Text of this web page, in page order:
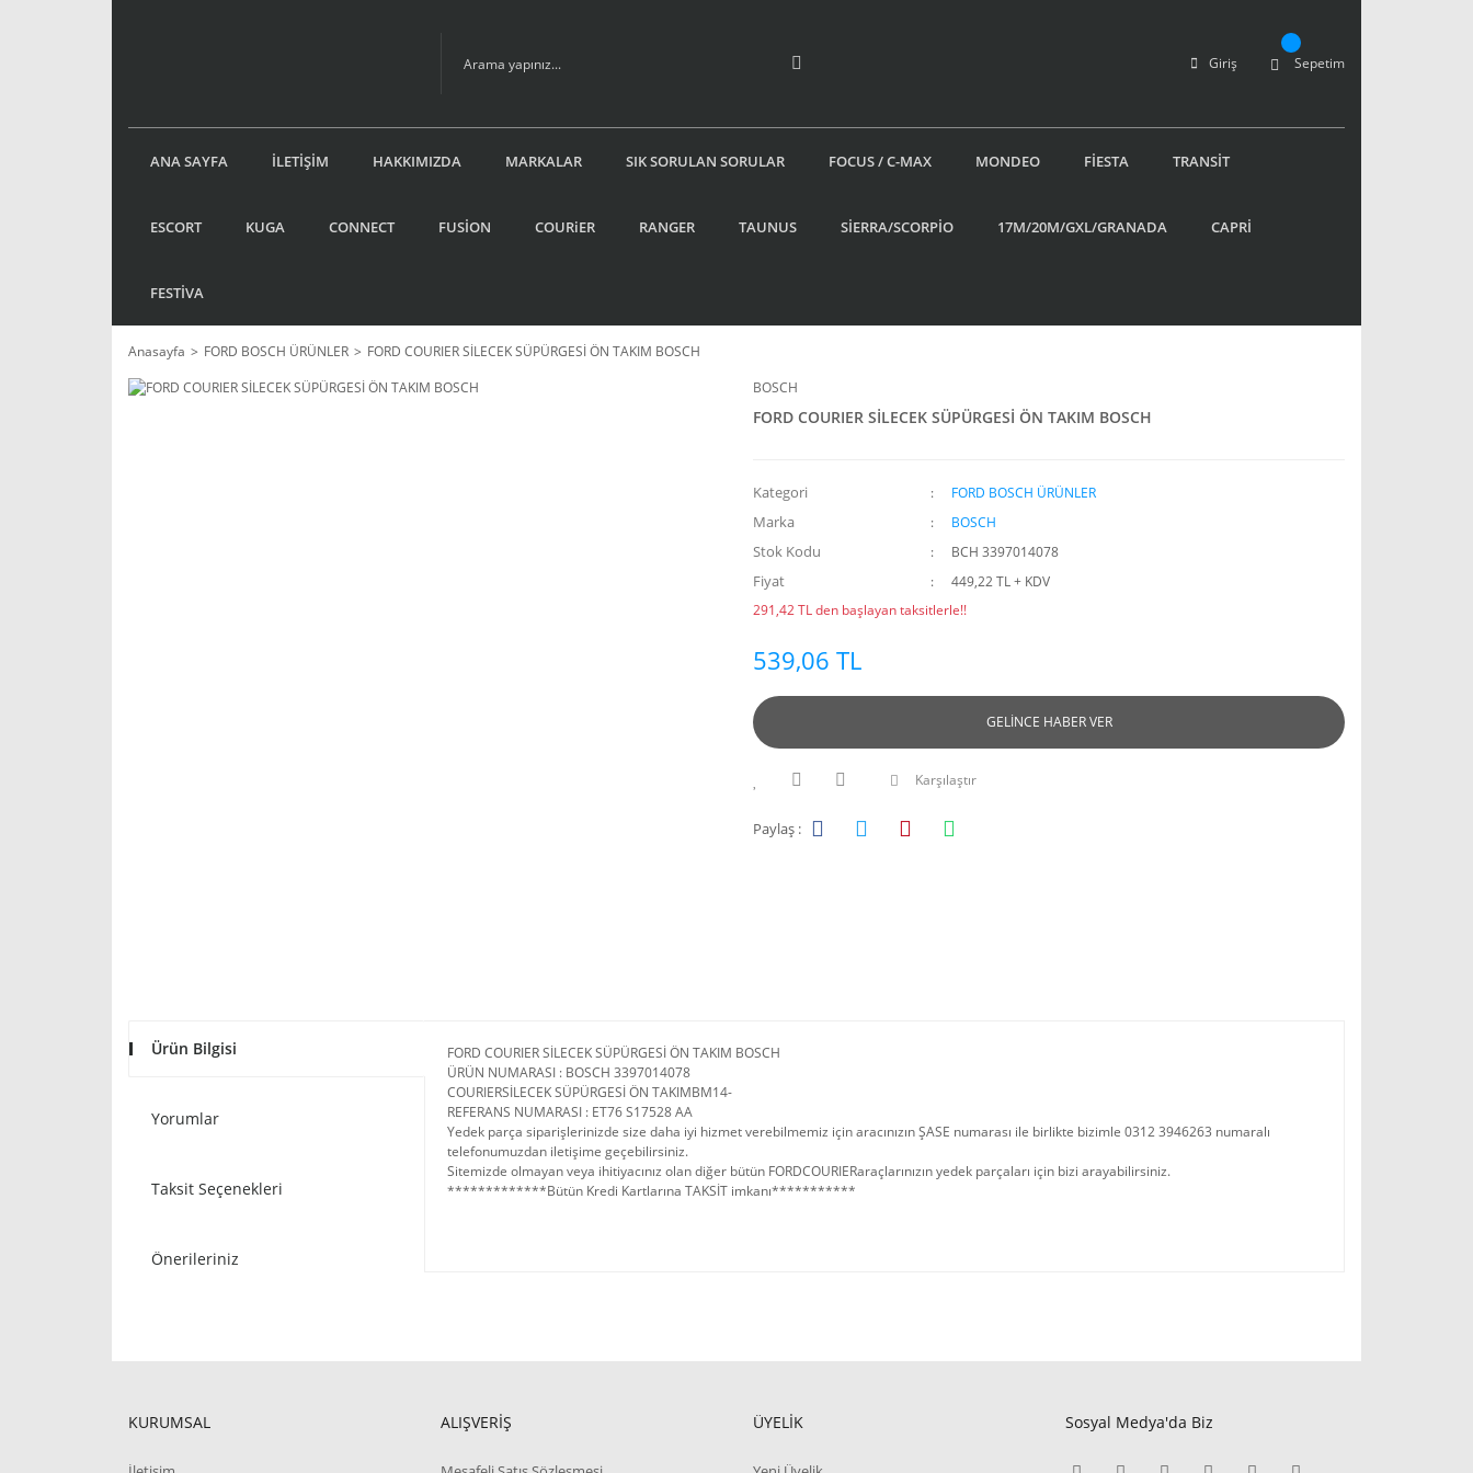
Giriş Sepetim
ANA SAYFA İLETİŞİM HAKKIMIZDA MARKALAR SIK SORULAN SORULAR FOCUS / C-MAX MONDEO FİESTA TRANSİT
ESCORT KUGA CONNECT FUSİON COURiER RANGER TAUNUS SİERRA/SCORPİO 17M/20M/GXL/GRANADA CAPRİ
FESTİVA
Anasayfa FORD BOSCH ÜRÜNLER
FORD COURIER SİLECEK SÜPÜRGESİ ÖN TAKIM BOSCH
BOSCH
FORD COURIER SİLECEK SÜPÜRGESİ ÖN TAKIM BOSCH
Kategori FORD BOSCH ÜRÜNLER
Marka BOSCH
Stok Kodu BCH 3397014078
Fiyat
449,22 TL + KDV
291,42 TL den başlayan taksitlerle!!
539,06 TL
GELİNCE HABER VER
Karşılaştır
Paylaş :
Ürün Bilgisi
Yorumlar
Taksit Seçenekleri
Önerileriniz
FORD COURIER SİLECEK SÜPÜRGESİ ÖN TAKIM BOSCH
ÜRÜN NUMARASI : BOSCH 3397014078
COURIERSİLECEK SÜPÜRGESİ ÖN TAKIMBM14-
REFERANS NUMARASI : ET76 S17528 AA
Yedek parça siparişlerinizde size daha iyi hizmet verebilmemiz için aracınızın ŞASE numarası ile birlikte bizimle 0312 3946263 numaralı
telefonumuzdan iletişime geçebilirsiniz.
Sitemizde olmayan veya ihitiyacınız olan diğer bütün FORDCOURIERaraçlarınızın yedek parçaları için bizi arayabilirsiniz.
*************Bütün Kredi Kartlarına TAKSİT imkanı***********
KURUMSAL ALIŞVERİŞ ÜYELİK Sosyal Medya'da Biz